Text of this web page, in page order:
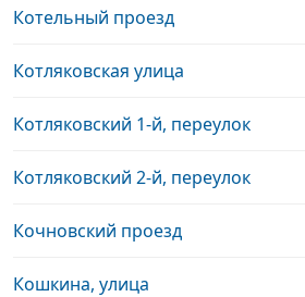
Котельный проезд
Котляковская улица
Котляковский 1-й, переулок
Котляковский 2-й, переулок
Кочновский проезд
Кошкина, улица